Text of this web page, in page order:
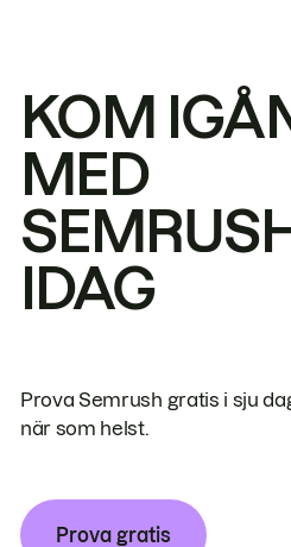
KOM
MED
IDAG
Prova Semrush gratis i sju
när som helst.
Prova gratis